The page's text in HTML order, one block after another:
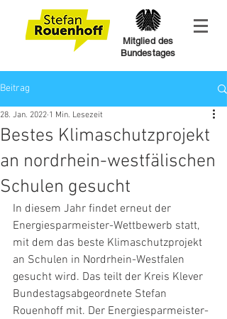
Mitglied des
Bundestages
Beitrag
Bestes Klimaschutzprojekt
an nordrhein-westfälischen
Schulen gesucht
28. Jan. 2022 1 Min. Lesezeit
In diesem Jahr findet erneut der
Energiesparmeister-Wettbewerb statt,
mit dem das beste Klimaschutzprojekt
an Schulen in Nordrhein-Westfalen
gesucht wird. Das teilt der Kreis Klever
Bundestagsabgeordnete Stefan
Rouenhoff mit. Der Energiesparmeister-